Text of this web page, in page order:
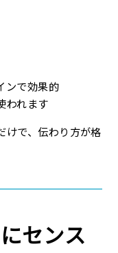
ンで効果的
われます
けで、伝わり方が格
センス